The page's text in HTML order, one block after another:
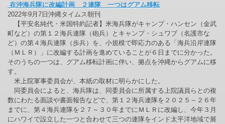
在沖海兵隊に改編計画 ２連隊 一つはグアム移転
2022年9月7日沖縄タイムス朝刊
【平安名純代・米国特約記者】米海兵隊がキャンプ・ハンセン（金武
町など）の第１２海兵連隊（砲兵）とキャンプ・シュワブ（名護市な
ど）の第４海兵連隊（歩兵）を、小規模で即応力のある「海兵沿岸連隊
（ＭＬＲ）」に改編する計画を進めていることが６日までに分かった。
そのうちの一つは、グアム移転計画に伴い、拠点を沖縄からグアムに移
す。
米上院軍事委員会が、本紙の取材に明らかにした。
同委員会によると、海兵隊は、同委員会に所属する上院議員らとの複
数にわたる面談や書面報告などで、第１２海兵連隊を２０２５～２６年
までに、第４海兵連隊を２７～３０年までにＭＬＲに改編し、今年３月
にハワイで設立した一つと合わせて三つの連隊をインド太平洋地域で展